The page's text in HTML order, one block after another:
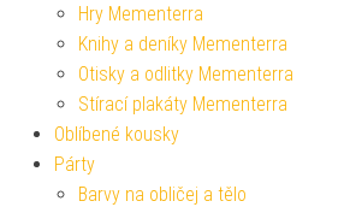
Hry Mementerra
Knihy a deníky Mementerra
Otisky a odlitky Mementerra
Stírací plakáty Mementerra
Oblíbené kousky
Párty
Barvy na obličej a tělo